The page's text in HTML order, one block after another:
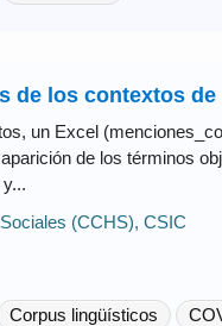
de los contextos de
un Excel
de los términos
(CCHS), CSIC
Corpus lingüísticos